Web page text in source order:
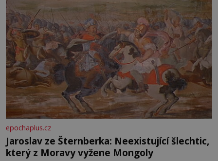
epochaplus.cz
Jaroslav ze Šternberka: Neexistující šlechtic,
který z Moravy vyžene Mongoly